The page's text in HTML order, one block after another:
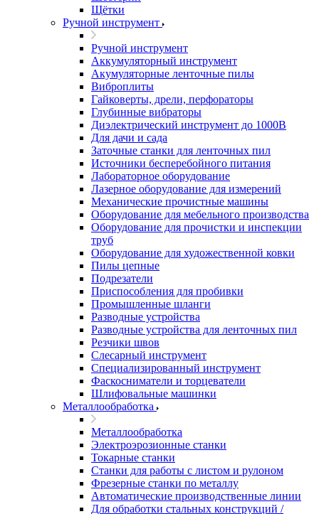
Щётки
Ручной инструмент
Ручной инструмент
Аккумуляторный инструмент
Акумуляторные ленточные пилы
Виброплиты
Гайковерты, дрели, перфораторы
Глубинные вибраторы
Диэлектрический инструмент до 1000В
Для дачи и сада
Заточные станки для ленточных пил
Источники бесперебойного питания
Лабораторное оборудование
Лазерное оборудование для измерений
Механические прочистные машины
Оборудование для мебельного производства
Оборудование для прочистки и инспекции
труб
Оборудование для художественной ковки
Пилы цепные
Подрезатели
Приспособления для пробивки
Промышленные шланги
Разводные устройства
Разводные устройства для ленточных пил
Резчики швов
Слесарный инструмент
Специализированный инструмент
Фаскосниматели и торцеватели
Шлифовальные машинки
Металлообработка
Металлообработка
Электроэрозионные станки
Токарные станки
Станки для работы с листом и рулоном
Фрезерные станки по металлу
Автоматические производственные линии
Для обработки стальных конструкций /